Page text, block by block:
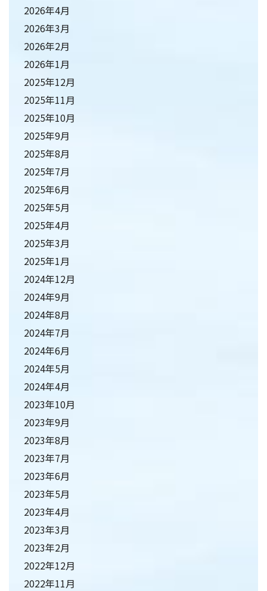
2026年4月
2026年3月
2026年2月
2026年1月
2025年12月
2025年11月
2025年10月
2025年9月
2025年8月
2025年7月
2025年6月
2025年5月
2025年4月
2025年3月
2025年1月
2024年12月
2024年9月
2024年8月
2024年7月
2024年6月
2024年5月
2024年4月
2023年10月
2023年9月
2023年8月
2023年7月
2023年6月
2023年5月
2023年4月
2023年3月
2023年2月
2022年12月
2022年11月